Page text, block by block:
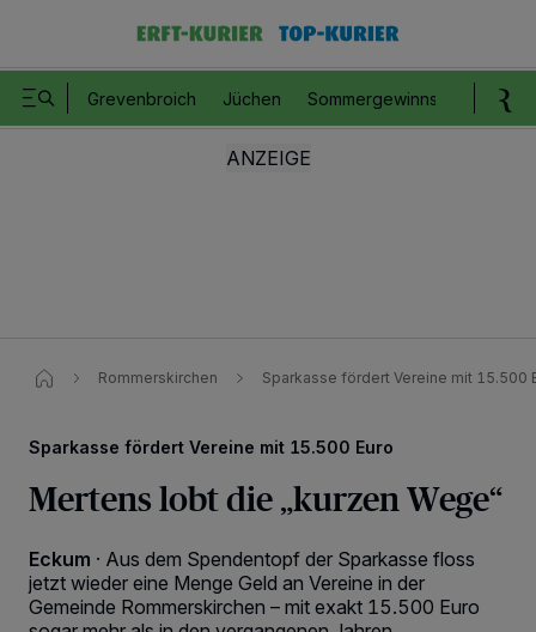
Grevenbroich Jüchen Sommergewinnspiel
Rommerskirchen Sparkasse fördert Vereine mit 15.500
Sparkasse fördert Vereine mit 15.500 Euro
Mertens lobt die „kurzen Wege“
Eckum · Aus dem Spendentopf der Sparkasse floss
jetzt wieder eine Menge Geld an Vereine in der
Gemeinde Rommerskirchen – mit exakt 15.500 Euro